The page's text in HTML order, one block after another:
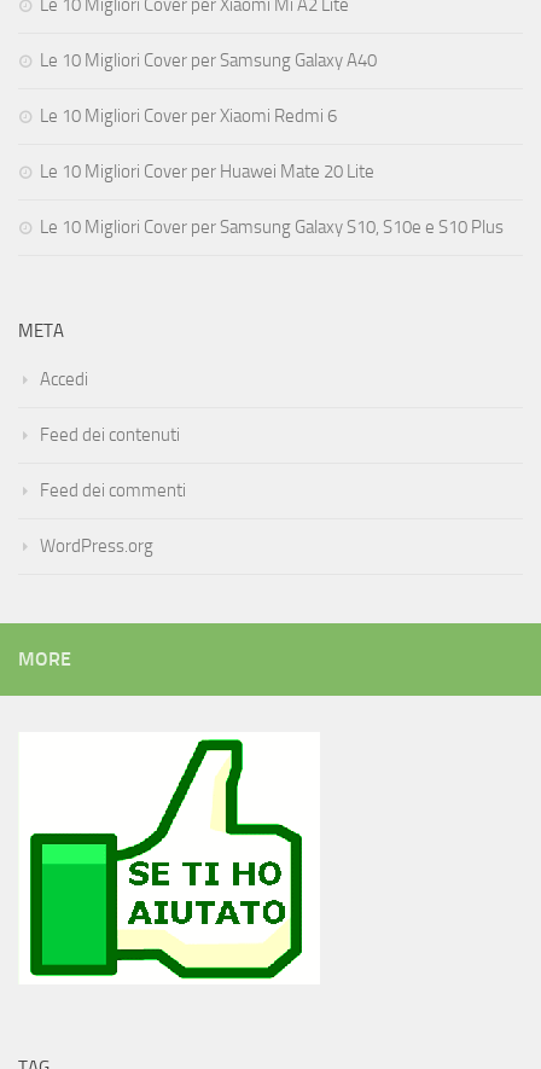
Le 10 Migliori Cover per Xiaomi Mi A2 Lite
Le 10 Migliori Cover per Samsung Galaxy A40
Le 10 Migliori Cover per Xiaomi Redmi 6
Le 10 Migliori Cover per Huawei Mate 20 Lite
Le 10 Migliori Cover per Samsung Galaxy S10, S10e e S10 Plus
META
Accedi
Feed dei contenuti
Feed dei commenti
WordPress.org
MORE